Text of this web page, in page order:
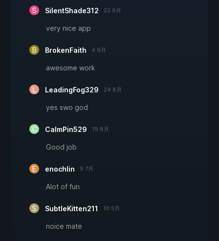
SilentShade312 22 9月
very nice app
BrokenFaith 4 9月
awesome work
LeadingFog329 24 8月
yes swo god
CalmPin529 19 8月
Good job
enochlin 9 7月
Alot of fun
SubtleKitten211 10 5月
noice mate